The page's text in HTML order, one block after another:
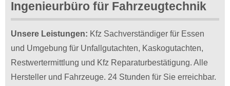
Ingenieurbüro für Fahrzeugtechnik
Unsere Leistungen: Kfz Sachverständiger für Essen
und Umgebung für Unfallgutachten, Kaskogutachten,
Restwertermittlung und Kfz Reparaturbestätigung. Alle
Hersteller und Fahrzeuge. 24 Stunden für Sie erreichbar.